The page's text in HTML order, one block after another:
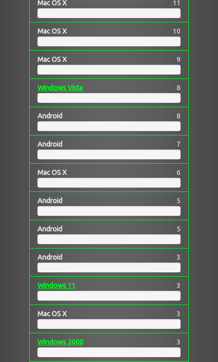
Mac OS X 11
Mac OS X 10
Mac OS X 9
Windows Vista 8
Android 8
Android 7
Mac OS X 6
Android 5
Android 5
Android 3
Windows 11 3
Mac OS X 3
Windows 2000 3